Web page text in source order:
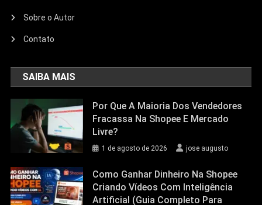
Sobre o Autor
Contato
SAIBA MAIS
Por Que A Maioria Dos Vendedores
Fracassa Na Shopee E Mercado
Livre?
1 de agosto de 2026 jose augusto
Como Ganhar Dinheiro Na Shopee
Criando Vídeos Com Inteligência
Artificial (Guia Completo Para